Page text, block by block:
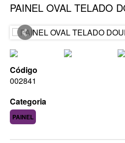
PAINEL OVAL TELADO
Código
002841
Categoria
PAINEL